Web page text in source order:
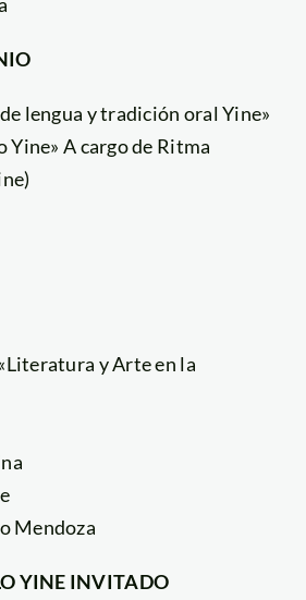
lengua y tradición oral Yine»
Yine» A cargo de Ritma
y Arte en la
Mendoza
YINE INVITADO